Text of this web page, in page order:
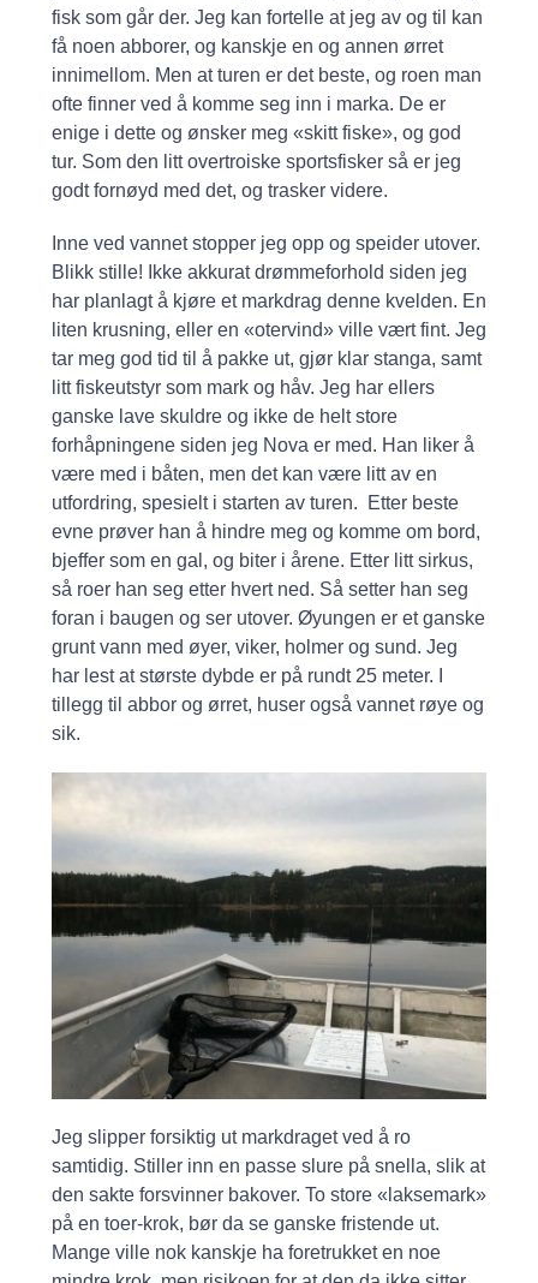
fisk som går der. Jeg kan fortelle at jeg av og til kan
få noen abborer, og kanskje en og annen ørret
innimellom. Men at turen er det beste, og roen man
ofte finner ved å komme seg inn i marka. De er
enige i dette og ønsker meg «skitt fiske», og god
tur. Som den litt overtroiske sportsfisker så er jeg
godt fornøyd med det, og trasker videre.
Inne ved vannet stopper jeg opp og speider utover.
Blikk stille! Ikke akkurat drømmeforhold siden jeg
har planlagt å kjøre et markdrag denne kvelden. En
liten krusning, eller en «otervind» ville vært fint. Jeg
tar meg god tid til å pakke ut, gjør klar stanga, samt
litt fiskeutstyr som mark og håv. Jeg har ellers
ganske lave skuldre og ikke de helt store
forhåpningene siden jeg Nova er med. Han liker å
være med i båten, men det kan være litt av en
utfordring, spesielt i starten av turen. Etter beste
evne prøver han å hindre meg og komme om bord,
bjeffer som en gal, og biter i årene. Etter litt sirkus,
så roer han seg etter hvert ned. Så setter han seg
foran i baugen og ser utover. Øyungen er et ganske
grunt vann med øyer, viker, holmer og sund. Jeg
har lest at største dybde er på rundt 25 meter. I
tillegg til abbor og ørret, huser også vannet røye og
sik.
Jeg slipper forsiktig ut markdraget ved å ro
samtidig. Stiller inn en passe slure på snella, slik at
den sakte forsvinner bakover. To store «laksemark»
på en toer-krok, bør da se ganske fristende ut.
Mange ville nok kanskje ha foretrukket en noe